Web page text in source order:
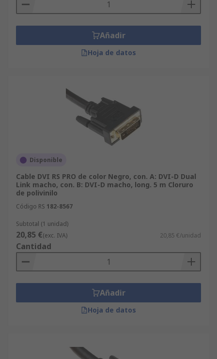
Añadir
Hoja de datos
Disponible
Cable DVI RS PRO de color Negro, con. A: DVI-D Dual
Link macho, con. B: DVI-D macho, long. 5 m Cloruro
de polivinilo
Código RS 182-8567
Subtotal (1 unidad)
20,85 €(exc. IVA) 20,85 €/unidad
Cantidad
Añadir
Hoja de datos